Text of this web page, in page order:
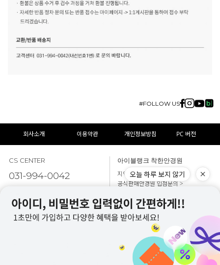
#FOLLOW US
회사소개 이용약관 개인정보방침 PC 버전
CS CENTER
031-994-0042
점심 12:30 ~ 13:30
토요일, 일요일, 공휴일 휴무
아이블랭크 착한안경원
지역별 시착점안내 >
공식판매안경원 입점문의 >
상호명 : (주)브릿지아이웨어 | 개인정보보호관리자 : 손선곤 | 본사 주소(시착,방문불
가) : 경기도 김포시 김포한강10로 133번길 127 910호, 911호 | 사업자 등록번호 :
오늘 하루 보지 않기